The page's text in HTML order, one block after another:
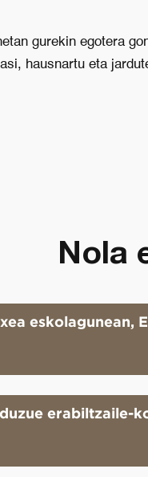
gurekin egotera
hausnartu eta
Nola
eskolagunean,
erabiltzaile-